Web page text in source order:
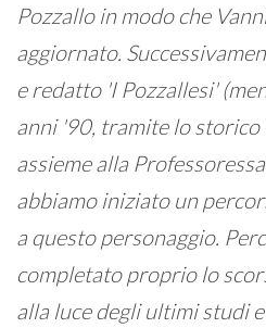
Pozzallo in modo che
aggiornato.
e redatto 'I Pozzallesi'
anni '90, tramite lo storico
assieme alla
abbiamo iniziato un
a questo personaggio.
completato proprio lo
alla luce degli ultimi studi